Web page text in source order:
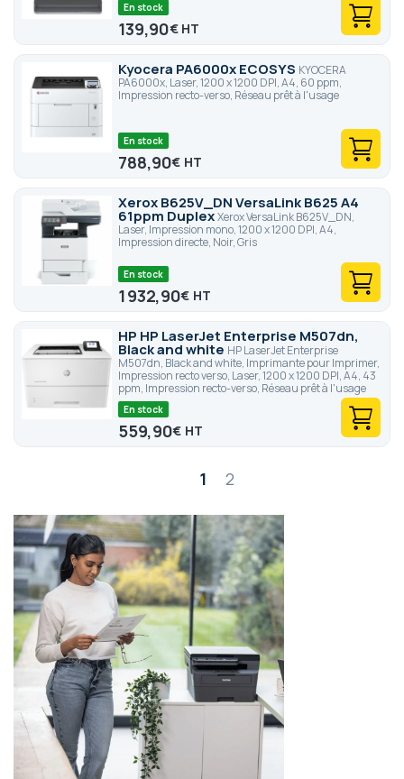
En stock
139,90€
Kyocera PA6000x ECOSYS KYOCERA
PA6000x, Laser, 1200 x 1200 DPI, A4, 60 ppm,
Impression recto-verso, Réseau prêt à l'usage
En stock
788,90€
Xerox B625V_DN VersaLink B625 A4
61ppm DuplexXerox VersaLink B625V_DN,
Laser, Impression mono, 1200 x 1200 DPI, A4,
Impression directe, Noir, Gris
En stock
1 932,90€
HP HP LaserJet Enterprise M507dn,
Black and white HP LaserJet Enterprise
M507dn, Black and white, Imprimante pour Imprimer,
Impression recto verso, Laser, 1200 x 1200 DPI, A4, 43
ppm, Impression recto-verso, Réseau prêt à l'usage
En stock
559,90€
1 2